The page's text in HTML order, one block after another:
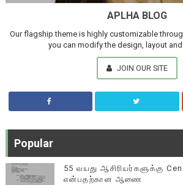
APLHA BLOG
Our flagship theme is highly customizable
you can modify the design, layout
JOIN OUR SITE
Popular
55 வயது ஆசிரியர்களுக்கு
என்பதற்கான ஆணை